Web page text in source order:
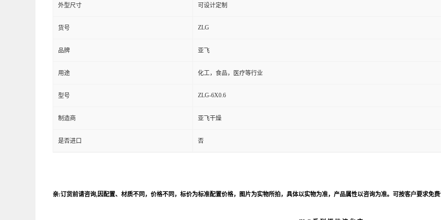
外型尺寸 可设计定制
货号 ZLG
品牌 亚飞
用途 化工，食品，医疗等行业
型号 ZLG-6X0.6
制造商 亚飞干燥
是否进口 否
亲:订货前请咨询,因配置、材质不同，价格不同，标价为标准配置价格，图片为实物所拍，具体以实物为准，产品属性以咨询为准。可按客户要求免